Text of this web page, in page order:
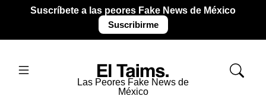
Suscríbete a las peores Fake News de México
Suscribirme
Las Peores Fake News de
México